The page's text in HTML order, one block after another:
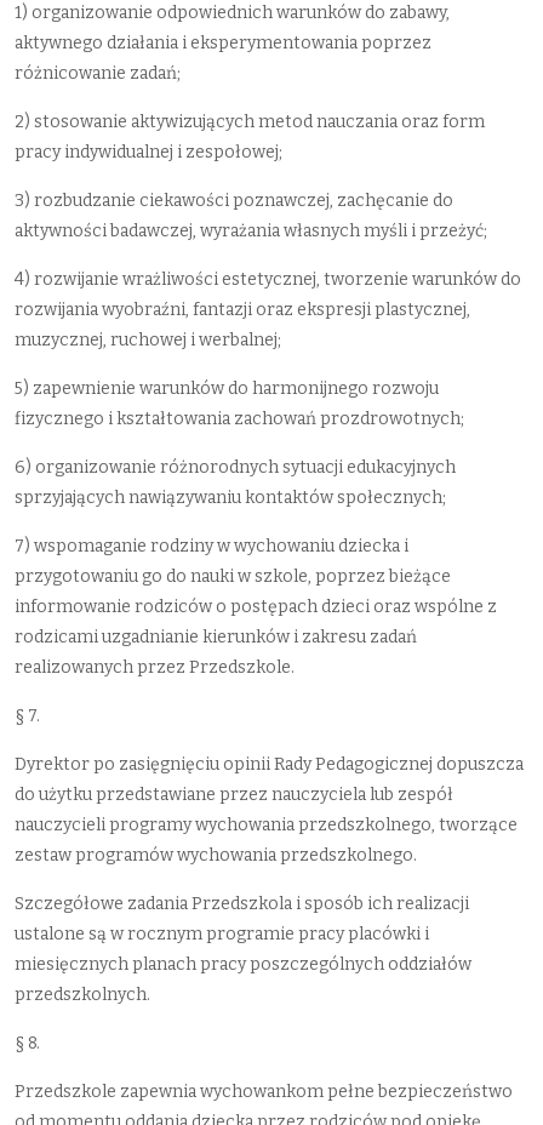
1) organizowanie odpowiednich warunków do zabawy,
aktywnego działania i eksperymentowania poprzez
różnicowanie zadań;
2) stosowanie aktywizujących metod nauczania oraz form
pracy indywidualnej i zespołowej;
3) rozbudzanie ciekawości poznawczej, zachęcanie do
aktywności badawczej, wyrażania własnych myśli i przeżyć;
4) rozwijanie wrażliwości estetycznej, tworzenie warunków do
rozwijania wyobraźni, fantazji oraz ekspresji plastycznej,
muzycznej, ruchowej i werbalnej;
5) zapewnienie warunków do harmonijnego rozwoju
fizycznego i kształtowania zachowań prozdrowotnych;
6) organizowanie różnorodnych sytuacji edukacyjnych
sprzyjających nawiązywaniu kontaktów społecznych;
7) wspomaganie rodziny w wychowaniu dziecka i
przygotowaniu go do nauki w szkole, poprzez bieżące
informowanie rodziców o postępach dzieci oraz wspólne z
rodzicami uzgadnianie kierunków i zakresu zadań
realizowanych przez Przedszkole.
§ 7.
Dyrektor po zasięgnięciu opinii Rady Pedagogicznej dopuszcza
do użytku przedstawiane przez nauczyciela lub zespół
nauczycieli programy wychowania przedszkolnego, tworzące
zestaw programów wychowania przedszkolnego.
Szczegółowe zadania Przedszkola i sposób ich realizacji
ustalone są w rocznym programie pracy placówki i
miesięcznych planach pracy poszczególnych oddziałów
przedszkolnych.
§ 8.
Przedszkole zapewnia wychowankom pełne bezpieczeństwo